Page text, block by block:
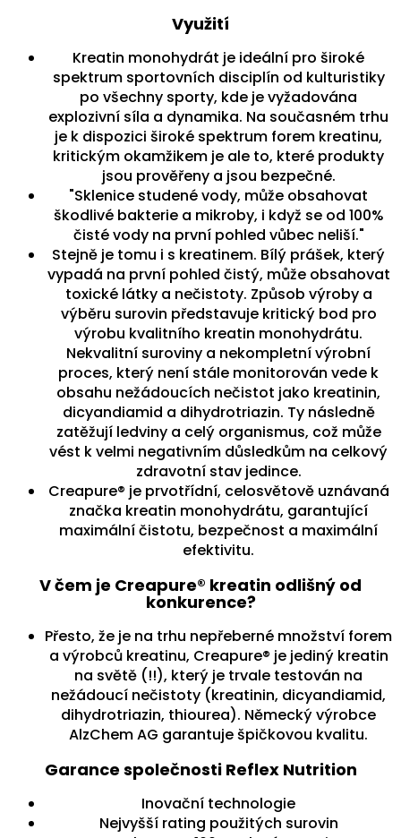
Využití
Kreatin monohydrát je ideální pro široké
spektrum sportovních disciplín od kulturistiky
po všechny sporty, kde je vyžadována
explozivní síla a dynamika. Na současném trhu
je k dispozici široké spektrum forem kreatinu,
kritickým okamžikem je ale to, které produkty
jsou prověřeny a jsou bezpečné.
"Sklenice studené vody, může obsahovat
škodlivé bakterie a mikroby, i když se od 100%
čisté vody na první pohled vůbec neliší."
Stejně je tomu i s kreatinem. Bílý prášek, který
vypadá na první pohled čistý, může obsahovat
toxické látky a nečistoty. Způsob výroby a
výběru surovin představuje kritický bod pro
výrobu kvalitního kreatin monohydrátu.
Nekvalitní suroviny a nekompletní výrobní
proces, který není stále monitorován vede k
obsahu nežádoucích nečistot jako kreatinin,
dicyandiamid a dihydrotriazin. Ty následně
zatěžují ledviny a celý organismus, což může
vést k velmi negativním důsledkům na celkový
zdravotní stav jedince.
Creapure® je prvotřídní, celosvětově uznávaná
značka kreatin monohydrátu, garantující
maximální čistotu, bezpečnost a maximální
efektivitu.
V čem je Creapure® kreatin odlišný od
konkurence?
Přesto, že je na trhu nepřeberné množství forem
a výrobců kreatinu, Creapure® je jediný kreatin
na světě (!!), který je trvale testován na
nežádoucí nečistoty (kreatinin, dicyandiamid,
dihydrotriazin, thiourea). Německý výrobce
AlzChem AG garantuje špičkovou kvalitu.
Garance společnosti Reflex Nutrition
Inovační technologie
Nejvyšší rating použitých surovin